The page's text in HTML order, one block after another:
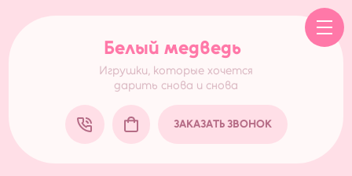
Белый медведь
Игрушки, которые хочется
дарить снова и снова
ЗАКАЗАТЬ ЗВОНОК